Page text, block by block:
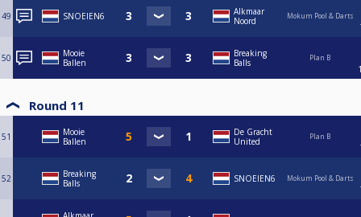
49 SNOEIEN6
Alkmaar
Noord
Mokum Pool & Darts
50
Mooie
Ballen
Breaking
Balls
Plan B
Round 11
51
Mooie
Ballen
De Gracht
United
Plan B
52
Breaking
Balls
SNOEIEN6 Mokum Pool & Darts